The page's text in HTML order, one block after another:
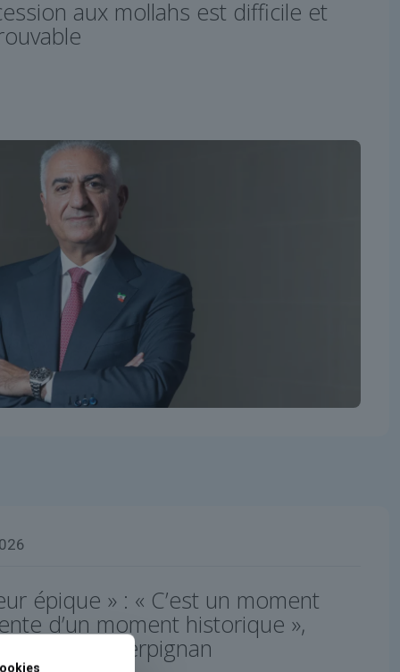
aux mollahs est difficile et
épique » : « C’est un moment
d’un moment historique »,
exilé à Perpignan